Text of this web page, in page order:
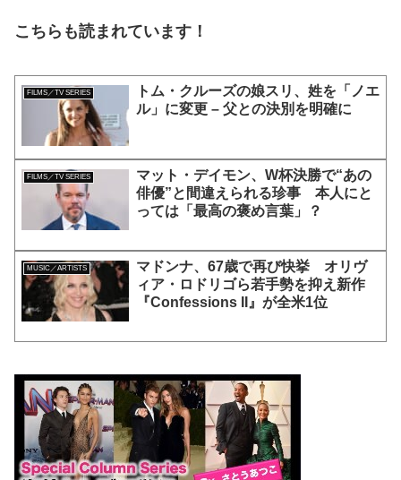
こちらも読まれています！
FILMS／TV SERIES
トム・クルーズの娘スリ、姓を「ノエ
ル」に変更 – 父との決別を明確に
FILMS／TV SERIES
マット・デイモン、W杯決勝で“あの
俳優”と間違えられる珍事 本人にと
っては「最高の褒め言葉」？
MUSIC／ARTISTS
マドンナ、67歳で再び快挙 オリヴ
ィア・ロドリゴら若手勢を抑え新作
『Confessions II』が全米1位